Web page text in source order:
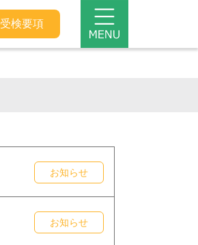
受検要項
お知らせ
お知らせ